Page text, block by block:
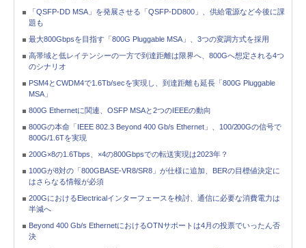
「QSFP-DD MSA」を発展させる「QSFP-DD800」、供給電源など今後に課
題も
最大800Gbpsを目指す「800G Pluggable MSA」、3つの変調方式を採用
高帯域と低レイテンシーの一方で到達距離は限界へ、800Gへ想定される4つ
のシナリオ
PSM4とCWDM4で1.6Tb/secを実現し、到達距離も延長「800G Pluggable
MSA」
800G Ethernetに関連、OSFP MSAと2つのIEEEの動向
800Gの本命「IEEE 802.3 Beyond 400 Gb/s Ethernet」、100/200Gの信号で
800G/1.6Tを実現
200G×8の1.6Tbps、×4の800Gbpsでの転送実現は2023年？
100Gが8対の「800GBASE-VR8/SR8」が仕様に追加、BERの目標値決定に
はさらなる情報が必須
200GにおけるElectricalインターフェースを検討、通信に必要な消費電力は
半減へ
Beyond 400 Gb/s EthernetにおけるOTNサポートは4月の投票でいったん否
決